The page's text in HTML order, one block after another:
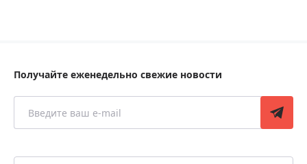
Получайте еженедельно свежие новости